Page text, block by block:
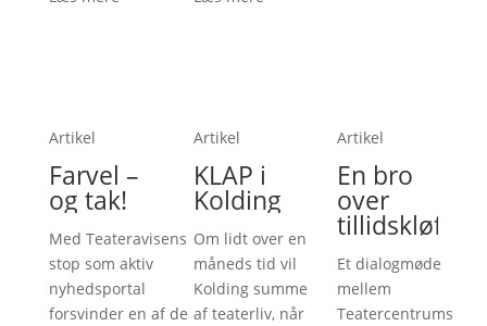
Artikel
Farvel –
og tak!
Med Teateravisens
stop som aktiv
nyhedsportal
forsvinder en af de
Artikel
KLAP i
Kolding
Om lidt over en
måneds tid vil
Kolding summe
af teaterliv, når
Artikel
En bro
over
tillidskløften
Et dialogmøde
mellem
Teatercentrums